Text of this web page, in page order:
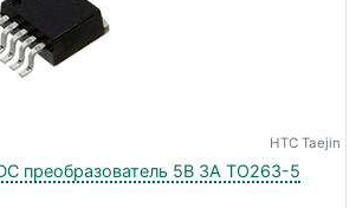
HTC Taejin
преобразователь 5В 3A TO263-5